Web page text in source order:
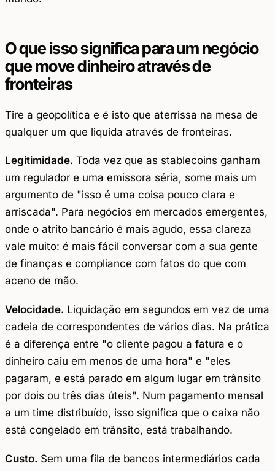
O que isso significa para um negócio
que move dinheiro através de
fronteiras
Tire a geopolítica e é isto que aterrissa na mesa de
qualquer um que liquida através de fronteiras.
Legitimidade. Toda vez que as stablecoins ganham
um regulador e uma emissora séria, some mais um
argumento de "isso é uma coisa pouco clara e
arriscada". Para negócios em mercados emergentes,
onde o atrito bancário é mais agudo, essa clareza
vale muito: é mais fácil conversar com a sua gente
de finanças e compliance com fatos do que com
aceno de mão.
Velocidade. Liquidação em segundos em vez de uma
cadeia de correspondentes de vários dias. Na prática
é a diferença entre "o cliente pagou a fatura e o
dinheiro caiu em menos de uma hora" e "eles
pagaram, e está parado em algum lugar em trânsito
por dois ou três dias úteis". Num pagamento mensal
a um time distribuído, isso significa que o caixa não
está congelado em trânsito, está trabalhando.
Custo. Sem uma fila de bancos intermediários cada